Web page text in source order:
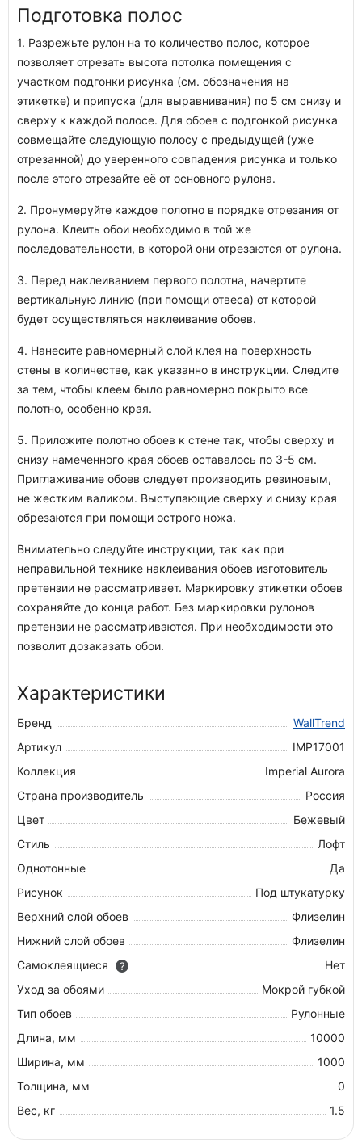
Подготовка полос
1. Разрежьте рулон на то количество полос, которое
позволяет отрезать высота потолка помещения с
участком подгонки рисунка (см. обозначения на
этикетке) и припуска (для выравнивания) по 5 см снизу и
сверху к каждой полосе. Для обоев с подгонкой рисунка
совмещайте следующую полосу с предыдущей (уже
отрезанной) до уверенного совпадения рисунка и только
после этого отрезайте её от основного рулона.
2. Пронумеруйте каждое полотно в порядке отрезания от
рулона. Клеить обои необходимо в той же
последовательности, в которой они отрезаются от рулона.
3. Перед наклеиванием первого полотна, начертите
вертикальную линию (при помощи отвеса) от которой
будет осуществляться наклеивание обоев.
4. Нанесите равномерный слой клея на поверхность
стены в количестве, как указанно в инструкции. Следите
за тем, чтобы клеем было равномерно покрыто все
полотно, особенно края.
5. Приложите полотно обоев к стене так, чтобы сверху и
снизу намеченного края обоев оставалось по 3-5 см.
Приглаживание обоев следует производить резиновым,
не жестким валиком. Выступающие сверху и снизу края
обрезаются при помощи острого ножа.
Внимательно следуйте инструкции, так как при
неправильной технике наклеивания обоев изготовитель
претензии не рассматривает. Маркировку этикетки обоев
сохраняйте до конца работ. Без маркировки рулонов
претензии не рассматриваются. При необходимости это
позволит дозаказать обои.
Характеристики
Бренд
WallTrend
Артикул
IMP17001
Коллекция
Imperial Aurora
Страна производитель
Россия
Цвет
Бежевый
Стиль
Лофт
Однотонные
Да
Рисунок
Под штукатурку
Верхний слой обоев
Флизелин
Нижний слой обоев
Флизелин
Самоклеящиеся
?
Нет
Уход за обоями
Мокрой губкой
Тип обоев
Рулонные
Длина, мм
10000
Ширина, мм
1000
Толщина, мм
0
Вес, кг
1.5